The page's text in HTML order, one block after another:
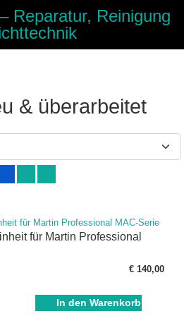
& überarbeitet
für Martin Professional
€ 140,00
In den Warenkorb